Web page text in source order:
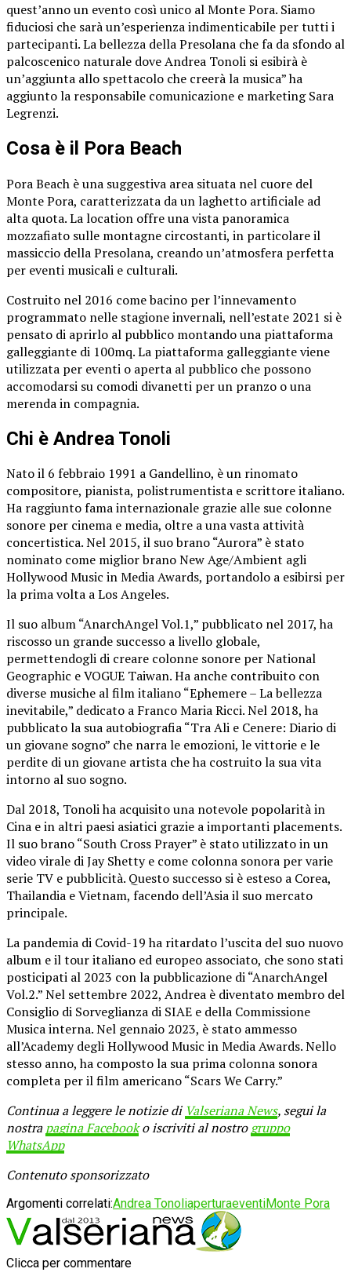
quest’anno un evento così unico al Monte Pora. Siamo
fiduciosi che sarà un’esperienza indimenticabile per tutti i
partecipanti. La bellezza della Presolana che fa da sfondo al
palcoscenico naturale dove Andrea Tonoli si esibirà è
un’aggiunta allo spettacolo che creerà la musica” ha
aggiunto la responsabile comunicazione e marketing Sara
Legrenzi.
Cosa è il Pora Beach
Pora Beach è una suggestiva area situata nel cuore del
Monte Pora, caratterizzata da un laghetto artificiale ad
alta quota. La location offre una vista panoramica
mozzafiato sulle montagne circostanti, in particolare il
massiccio della Presolana, creando un’atmosfera perfetta
per eventi musicali e culturali.
Costruito nel 2016 come bacino per l’innevamento
programmato nelle stagione invernali, nell’estate 2021 si è
pensato di aprirlo al pubblico montando una piattaforma
galleggiante di 100mq. La piattaforma galleggiante viene
utilizzata per eventi o aperta al pubblico che possono
accomodarsi su comodi divanetti per un pranzo o una
merenda in compagnia.
Chi è Andrea Tonoli
Nato il 6 febbraio 1991 a Gandellino, è un rinomato
compositore, pianista, polistrumentista e scrittore italiano.
Ha raggiunto fama internazionale grazie alle sue colonne
sonore per cinema e media, oltre a una vasta attività
concertistica. Nel 2015, il suo brano “Aurora” è stato
nominato come miglior brano New Age/Ambient agli
Hollywood Music in Media Awards, portandolo a esibirsi per
la prima volta a Los Angeles.
Il suo album “AnarchAngel Vol.1,” pubblicato nel 2017, ha
riscosso un grande successo a livello globale,
permettendogli di creare colonne sonore per National
Geographic e VOGUE Taiwan. Ha anche contribuito con
diverse musiche al film italiano “Ephemere – La bellezza
inevitabile,” dedicato a Franco Maria Ricci. Nel 2018, ha
pubblicato la sua autobiografia “Tra Ali e Cenere: Diario di
un giovane sogno” che narra le emozioni, le vittorie e le
perdite di un giovane artista che ha costruito la sua vita
intorno al suo sogno.
Dal 2018, Tonoli ha acquisito una notevole popolarità in
Cina e in altri paesi asiatici grazie a importanti placements.
Il suo brano “South Cross Prayer” è stato utilizzato in un
video virale di Jay Shetty e come colonna sonora per varie
serie TV e pubblicità. Questo successo si è esteso a Corea,
Thailandia e Vietnam, facendo dell’Asia il suo mercato
principale.
La pandemia di Covid-19 ha ritardato l’uscita del suo nuovo
album e il tour italiano ed europeo associato, che sono stati
posticipati al 2023 con la pubblicazione di “AnarchAngel
Vol.2.” Nel settembre 2022, Andrea è diventato membro del
Consiglio di Sorveglianza di SIAE e della Commissione
Musica interna. Nel gennaio 2023, è stato ammesso
all’Academy degli Hollywood Music in Media Awards. Nello
stesso anno, ha composto la sua prima colonna sonora
completa per il film americano “Scars We Carry.”
Continua a leggere le notizie di Valseriana News, segui la
nostrapagina Facebooko iscriviti al nostrogruppo
WhatsApp
Contenuto sponsorizzato
Argomenti correlati:Andrea TonoliaperturaeventiMonte Pora
Clicca per commentare